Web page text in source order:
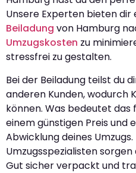
Unsere Experten bieten dir
Beiladung von Hamburg
Umzugskosten zu
stressfrei zu gestalten.
Bei der Beiladung teilst du
anderen Kunden, wodurch
können. Was bedeutet
einem günstigen Preis und
Abwicklung deines
Umzugsspezialisten
Gut sicher verpackt und